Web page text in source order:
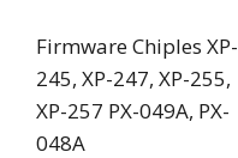
Firmware Chiples XP-
245, XP-247, XP-255,
XP-257 PX-049A, PX-
048A